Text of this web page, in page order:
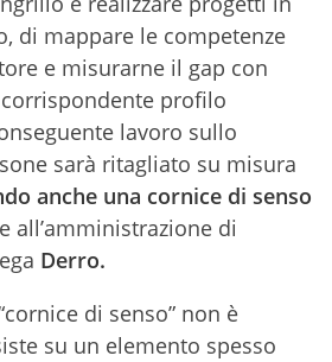
di mappare le competenze
e misurarne il gap con
profilo
lavoro sullo
sarà ritagliato su misura
anche una cornice di senso
all’amministrazione di
Derro.
di senso” non è
su un elemento spesso